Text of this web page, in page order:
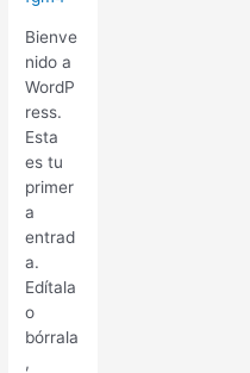
Bienve
nido a
WordP
ress.
Esta
es tu
primer
a
entrad
a.
Edítala
o
bórrala
,